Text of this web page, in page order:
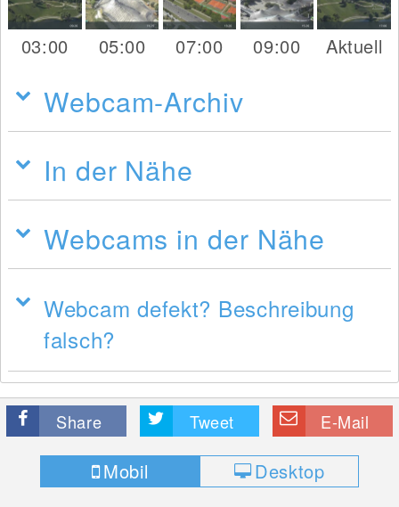
03:00 05:00 07:00 09:00 Aktuell
Webcam-Archiv
In der Nähe
Webcams in der Nähe
Webcam defekt? Beschreibung
falsch?
Share Tweet E-Mail
Mobil Desktop